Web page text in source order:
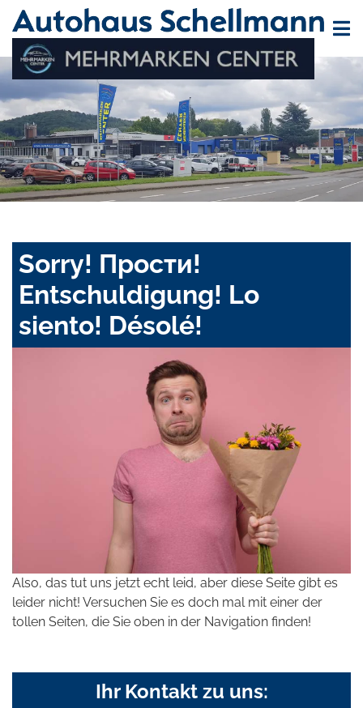
Sorry! Прости!
Entschuldigung! Lo
siento! Désolé!
Also, das tut uns jetzt echt leid, aber diese Seite gibt es
leider nicht! Versuchen Sie es doch mal mit einer der
tollen Seiten, die Sie oben in der Navigation finden!
Ihr Kontakt zu uns: